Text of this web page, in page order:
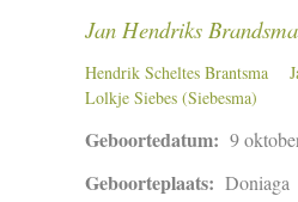
Jan Hendriks
Hendrik Scheltes Brantsma
Lolkje Siebes (Siebesma)
Geboortedatum: 9
Geboorteplaats: Doniaga